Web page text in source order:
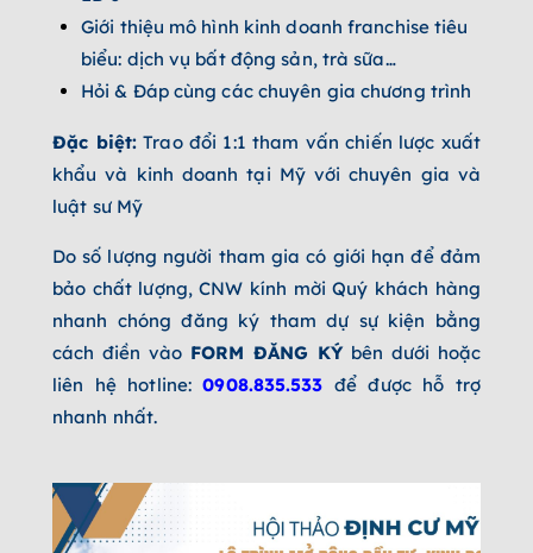
Giới thiệu mô hình kinh doanh franchise tiêu
biểu: dịch vụ bất động sản, trà sữa…
Hỏi & Đáp cùng các chuyên gia chương trình
Đặc biệt: Trao đổi 1:1 tham vấn chiến lược xuất
khẩu và kinh doanh tại Mỹ với chuyên gia và
luật sư Mỹ
Do số lượng người tham gia có giới hạn để đảm
bảo chất lượng, CNW kính mời Quý khách hàng
nhanh chóng đăng ký tham dự sự kiện bằng
cách điền vào FORM ĐĂNG KÝbên dưới hoặc
liên hệ hotline:0908.835.533 để được hỗ trợ
nhanh nhất.